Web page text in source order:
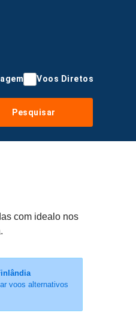
Voos Diretos
Pesquisar
com idealo nos
voos alternativos